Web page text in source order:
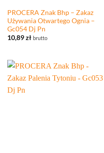
PROCERA Znak Bhp – Zakaz
Używania Otwartego Ognia –
Gc054 Dj Pn
10,89zł brutto